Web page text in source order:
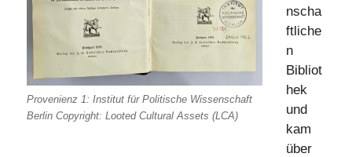
Provenienz 1: Institut für Politische Wissenschaft
Berlin Copyright: Looted Cultural Assets (LCA)
nscha
ftliche
n
Bibliot
hek
und
kam
über